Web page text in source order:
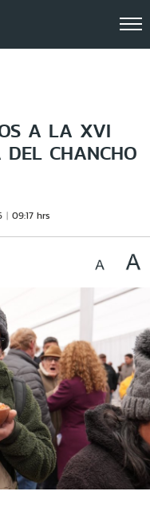
A LA XVI
DEL CHANCHO
09:17 hrs